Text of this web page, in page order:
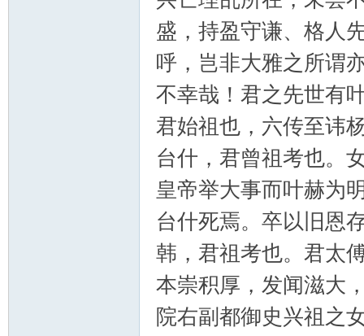
盛，持盈守谦、格人
呼，岂非大雅之所谓
不幸哉！君之先世有
君始祖也，六传至讳
台什，君曾祖考也。
皇帝举大事而叶赫为
台什死焉。卒以旧恩
韩，君祖考也。君太
本崇积厚，发闻滋大
院右副都御史兴祖之